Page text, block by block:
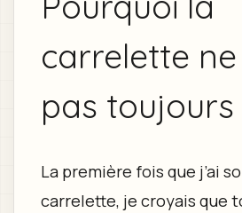
carrelette
pas toujours
La première fois que j’ai
carrelette, je croyais que